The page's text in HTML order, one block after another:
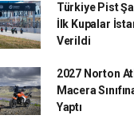
Türkiye Pist
İlk Kupalar
Verildi
2027 Norton
Macera
Yaptı